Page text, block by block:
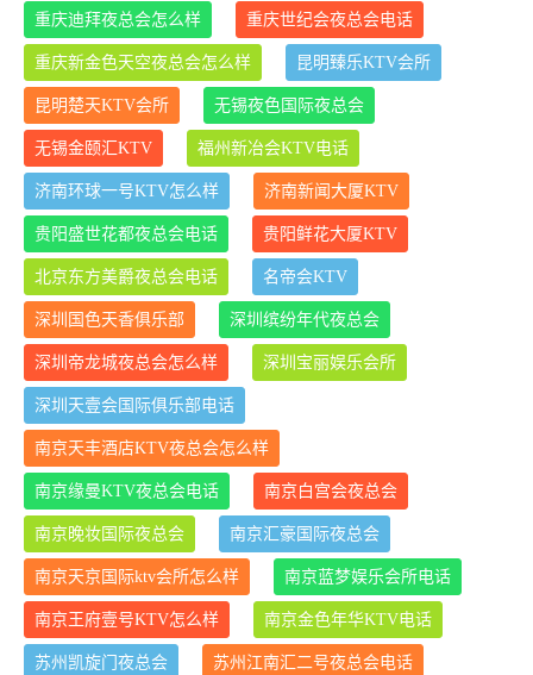
重庆迪拜夜总会怎么样 重庆世纪会夜总会电话
重庆新金色天空夜总会怎么样 昆明臻乐KTV会所
昆明楚天KTV会所 无锡夜色国际夜总会
无锡金颐汇KTV 福州新冶会KTV电话
济南环球一号KTV怎么样 济南新闻大厦KTV
贵阳盛世花都夜总会电话 贵阳鲜花大厦KTV
北京东方美爵夜总会电话 名帝会KTV
深圳国色天香俱乐部 深圳缤纷年代夜总会
深圳帝龙城夜总会怎么样 深圳宝丽娱乐会所
深圳天壹会国际俱乐部电话
南京天丰酒店KTV夜总会怎么样
南京缘曼KTV夜总会电话 南京白宫会夜总会
南京晚妆国际夜总会 南京汇豪国际夜总会
南京天京国际ktv会所怎么样 南京蓝梦娱乐会所电话
南京王府壹号KTV怎么样 南京金色年华KTV电话
苏州凯旋门夜总会 苏州江南汇二号夜总会电话